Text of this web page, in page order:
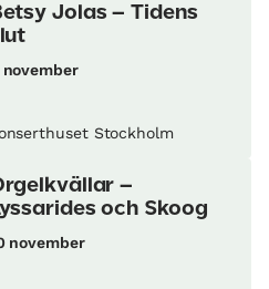
Jolas – Tidens
november
Stockholm
–
och Skoog
november